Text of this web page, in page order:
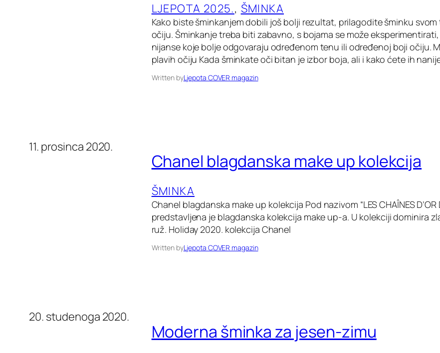
LJEPOTA 2025., ŠMINKA
Kako biste šminkanjem dobili još bolji rezultat, prilagodite šminku
očiju. Šminkanje treba biti zabavno, s bojama se može
nijanse koje bolje odgovaraju određenom tenu ili određenoj boji očiju.
plavih očiju Kada šminkate oči bitan je izbor boja, ali i kako ćete ih
Written byLjepota COVER magazin
11. prosinca 2020.
Chanel blagdanska make up kolekcija
ŠMINKA
Chanel blagdanska make up kolekcija Pod nazivom “LES CHAÎNES D’OR
predstavljena je blagdanska kolekcija make up-a. U kolekciji dominira
ruž. Holiday 2020. kolekcija Chanel
Written byLjepota COVER magazin
20. studenoga 2020.
Moderna šminka za jesen-zimu